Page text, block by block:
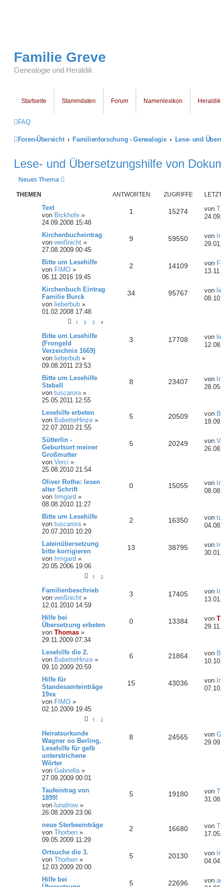
Familie Greve
Genealogie und Heraldik
Startseite Stammdaten Forum Namenlexikon Heraldik
FAQ
Foren-Übersicht Familienforschung - Genealogie Lese- und
Lese- und Übersetzungshilfe von
Neues Thema
THEMEN ANTWORTEN ZUGRIFFE
Text
von Bickhofe »
24.09.2008 15:48
1 15274 von
Kirchenbucheintrag
von weißnicht »
27.08.2009 00:45
9 59550 von
Bitte um Lesehilfe
von FIMO »
06.11.2016 19:45
2 14109 von
Kirchenbuch Eintrag
Familie Burck
von lieberbub »
01.02.2008 17:48
1 2 3 4
34 95767 von
Bitte um Lesehilfe
(Frongeld
Verzeichnis 1669)
von lieberbub »
09.08.2011 23:53
3 17708 von
Bitte um Lesehilfe
Stebell
von tuscarora»
25.05.2011 12:55
8 23407 von
Lesehilfe erbeten
von BabetteHinze »
22.07.2010 21:55
5 20509 von
Sütterlin -
Geburtsort meiner
Großmutter
von Verci »
25.08.2010 21:54
5 20249 von
Oliver Rothe: lesen
alter Schrift
von Irmgard »
08.08.2010 11:27
0 15055 von
Bitte um Lesehilfe
von tuscarora»
20.07.2010 10:29
2 16350 von
Lateinübersetzung
bitte korrigieren
von Irmgard »
20.05.2006 19:06
1 2
13 38795 von
Familienbeschrieb
von weißnicht »
12.01.2010 14:59
3 17405 von
Hilfe bei
Übersetzung erbeten
von Thomas »
29.11.2009 07:34
0 13384 von
Lesehilfe die 2.
von BabetteHinze »
09.10.2009 20:59
6 21864 von
Hilfe für
Standesamteinträge
19xx
von FIMO »
02.10.2009 19:45
1 2
15 43036 von
Heiratsurkunde
Wagner oo Berling,
Lesehilfe für gelb
unterstrichene
Wörter
von Gabriella»
27.09.2009 00:01
8 24565 von
Taufeintrag von
1899!
von lunafrow»
26.08.2009 23:06
5 19180 von
neue Sterbeeinträge
von Thorben »
09.05.2009 11:29
2 16680 von
Ortsuche die 3.
von Thorben »
12.03.2009 20:00
5 20130 von
Hilfe bei
5 22696 von